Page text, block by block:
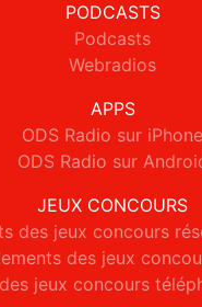
PODCASTS
Podcasts
Webradios
APPS
ODS Radio sur iPhone
ODS Radio sur
JEUX CONCOURS
des jeux concours
des jeux
jeux concours